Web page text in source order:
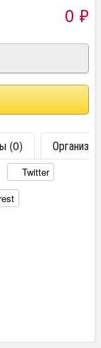
0 ₽
(0)
Twitter